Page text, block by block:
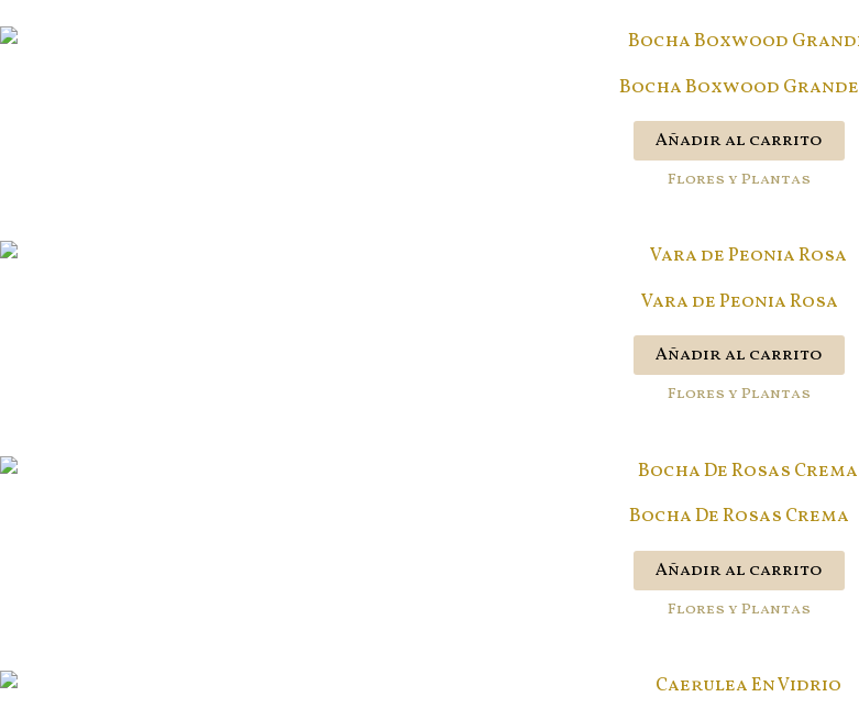
Bocha Boxwood Grande
Añadir al carrito
Flores y Plantas
Vara de Peonia Rosa
Añadir al carrito
Flores y Plantas
Bocha De Rosas Crema
Añadir al carrito
Flores y Plantas